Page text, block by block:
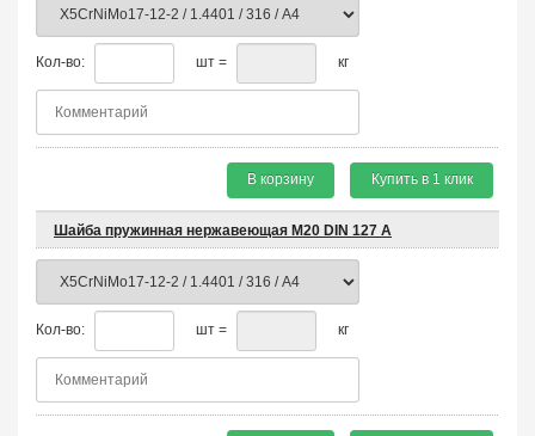
Кол-во: шт = кг
В корзину Купить в 1 клик
Шайба пружинная нержавеющая М20 DIN 127 A
Кол-во: шт = кг